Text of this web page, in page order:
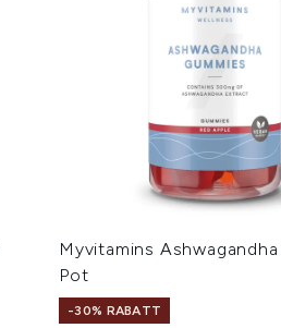
Myvitamins
Pot
-30% RABATT